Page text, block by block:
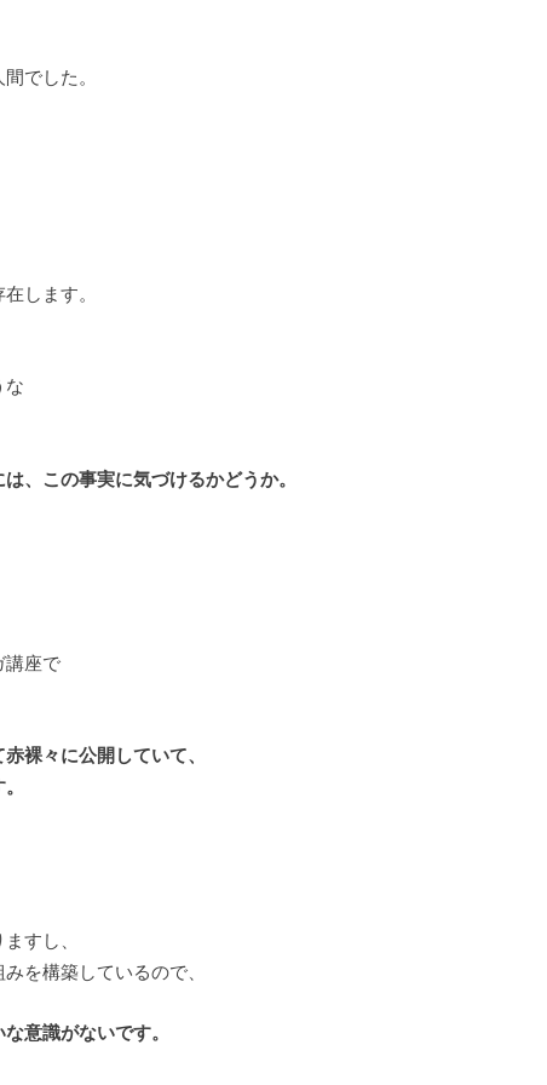
でした。
します。
な
、この事実に気づけるかどうか。
講座で
裸々に公開していて、
すし、
を構築しているので、
意識がないです。